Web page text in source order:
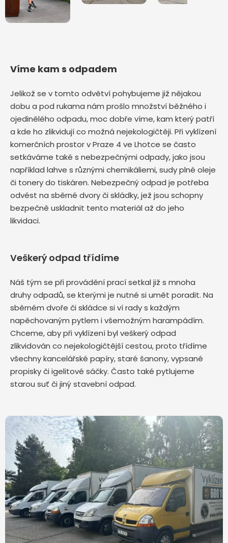
Víme kam s odpadem
Jelikož se v tomto odvětví pohybujeme již nějakou
dobu a pod rukama nám prošlo množství běžného i
ojedinělého odpadu, moc dobře víme, kam který patří
a kde ho zlikvidují co možná nejekologičtěji. Při vyklízení
komerčních prostor v Praze 4 ve Lhotce se často
setkáváme také s nebezpečnými odpady, jako jsou
například lahve s různými chemikáliemi, sudy plné oleje
či tonery do tiskáren. Nebezpečný odpad je potřeba
odvést na sběrné dvory či skládky, jež jsou schopny
bezpečně uskladnit tento materiál až do jeho
likvidaci.
Veškerý odpad třídíme
Náš tým se při provádění prací setkal již s mnoha
druhy odpadů, se kterými je nutné si umět poradit. Na
sběrném dvoře či skládce si ví rady s každým
napěchovaným pytlem i všemožným harampádím.
Chceme, aby při vyklízení byl veškerý odpad
zlikvidován co nejekologičtější cestou, proto třídíme
všechny kancelářské papíry, staré šanony, vypsané
propisky či igelitové sáčky. Často také pytlujeme
starou suť či jiný stavební odpad.